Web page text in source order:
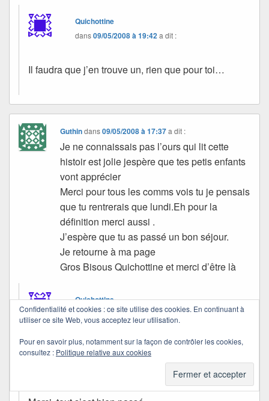
Quichottine
dans09/05/2008 à 19:42a dit :
Il faudra que j’en trouve un, rien que pour toi…
Guthindans09/05/2008 à 17:37 a dit :
Je ne connaissais pas l’ours qui lit cette
histoir est jolie jespère que tes petis enfants
vont apprécier
Merci pour tous les comms vois tu je pensais
que tu rentrerais que lundi.Eh pour la
définition merci aussi .
J’espère que tu as passé un bon séjour.
Je retourne à ma page
Gros Bisous Quichottine et merci d’être là
Quichottine
dans09/05/2008 à 19:41a dit :
Celle qui peut l’apprécier en a fait son livre
préféré du moment… la seconde est encore bien
petiote, mais je suis sûre qu’elle aimera aussi.
Confidentialité et cookies : ce site utilise des cookies. En continuant à
utiliser ce site Web, vous acceptez leur utilisation.
Pour en savoir plus, notamment sur la façon de contrôler les cookies,
consultez : Politique relative aux cookies